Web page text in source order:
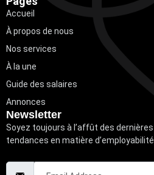
Accueil
À propos de nous
Nos services
À la une
Guide des salaires
Annonces
Newsletter
Soyez toujours à l’affût des dernières
tendances en matière d’employabilité